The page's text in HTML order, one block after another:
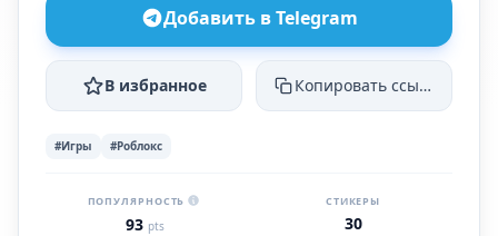
Добавить в Telegram
В избранное Копировать ссылку
#Игры #Роблокс
ПОПУЛЯРНОСТЬ
93 pts
СТИКЕРЫ
30